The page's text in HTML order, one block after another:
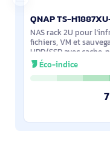
NAS rack 2U pour
fichiers, VM et
HDD/SSD avec
et 32 Go DDR4 ECC.
Éco-indice